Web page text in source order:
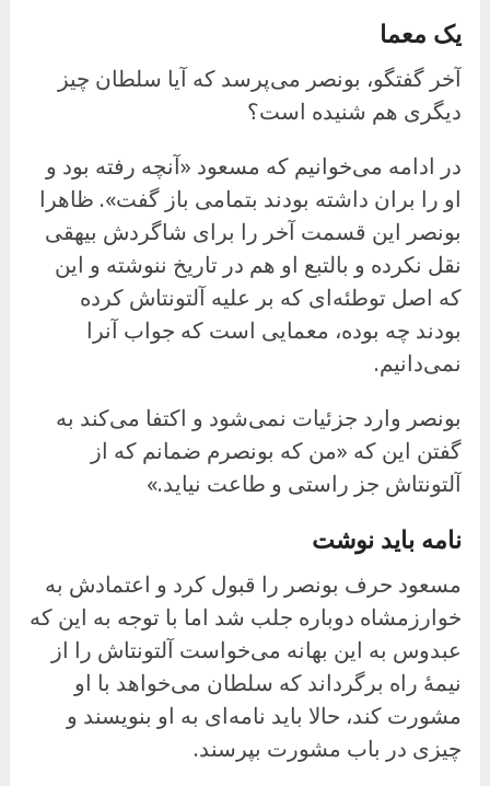
یک معما
آخر گفتگو، بونصر می‌پرسد که آیا سلطان چیز
دیگری هم شنیده است؟
در ادامه می‌خوانیم که مسعود «آنچه رفته بود و
او را بران داشته بودند بتمامی باز گفت». ظاهرا
بونصر این قسمت آخر را برای شاگردش بیهقی
نقل نکرده و بالتبع او هم در تاریخ ننوشته و این
که اصل توطئه‌ای که بر علیه آلتونتاش کرده
بودند چه بوده، معمایی است که جواب آنرا
نمی‌دانیم.
بونصر وارد جزئیات نمی‌شود و اکتفا می‌کند به
گفتن این که «من که بونصرم ضمانم که از
آلتونتاش جز راستی و طاعت نیاید.»
نامه باید نوشت
مسعود حرف بونصر را قبول کرد و اعتمادش به
خوارزمشاه دوباره جلب شد اما با توجه به این که
عبدوس به این بهانه می‌خواست آلتونتاش را از
نیمهٔ راه برگرداند که سلطان می‌خواهد با او
مشورت کند، حالا باید نامه‌ای به او بنویسند و
چیزی در باب مشورت بپرسند.